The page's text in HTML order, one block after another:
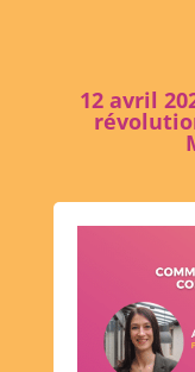
12 avril